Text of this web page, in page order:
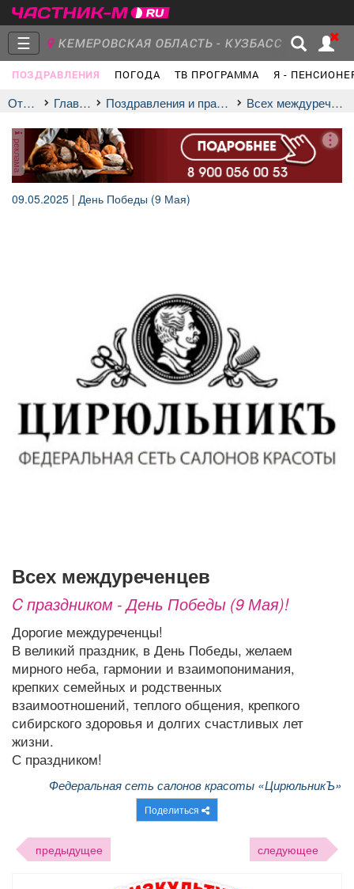
☰ КЕМЕРОВСКАЯ ОБЛАСТЬ - КУЗБАСС
ПОЗДРАВЛЕНИЯ ПОГОДА ТВ ПРОГРАММА
Я -
Главная
Новости
Объявления Недвижимость Услуги
Обучение Проекты
Товары Поздравления Погода
Отдых Главная Поздравления и праздники всех междуреченцев
реклама
09.05.2025 | День Победы (9 Мая)
всех междуреченцев
C праздником - День Победы (9 Мая)!
Дорогие междуреченцы!
В великий праздник, в День Победы, желаем
мирного неба, гармонии и взаимопонимания,
крепких семейных и родственных
взаимоотношений, теплого общения, крепкого
сибирского здоровья и долгих счастливых лет
жизни.
С праздником!
Федеральная сеть салонов красоты «ЦирюльникЪ»
Поделиться
следующее
предыдущее